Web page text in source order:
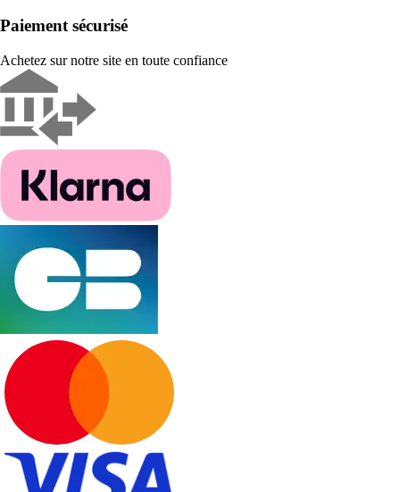
Paiement sécurisé
Achetez sur notre site en toute confiance